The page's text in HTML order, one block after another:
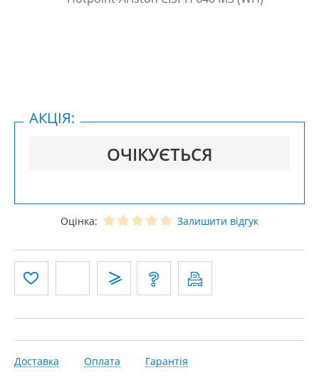
ОЧІКУЄТЬСЯ
АКЦІЯ:
Оцінка: Залишити відгук
Доставка Оплата
Гарантія